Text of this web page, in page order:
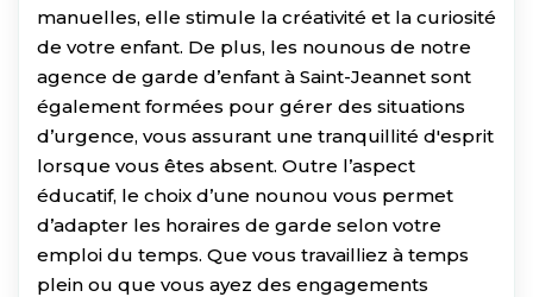
manuelles, elle stimule la créativité et la curiosité
de votre enfant. De plus, les nounous de notre
agence de garde d’enfant à Saint-Jeannet sont
également formées pour gérer des situations
d’urgence, vous assurant une tranquillité d'esprit
lorsque vous êtes absent. Outre l’aspect
éducatif, le choix d’une nounou vous permet
d’adapter les horaires de garde selon votre
emploi du temps. Que vous travailliez à temps
plein ou que vous ayez des engagements